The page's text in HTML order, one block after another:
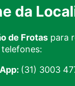
da
de Frotas para
(31) 3003